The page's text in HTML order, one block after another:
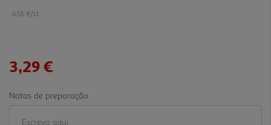
6.58 €/Lt
3,29 €
Notas de preparação